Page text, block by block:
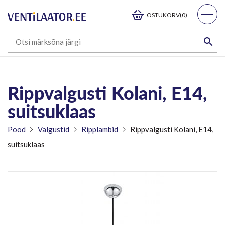
OSTUKORV(0)
Rippvalgusti Kolani, E14,
suitsuklaas
Pood Valgustid Ripplambid
Rippvalgusti Kolani, E14,
suitsuklaas